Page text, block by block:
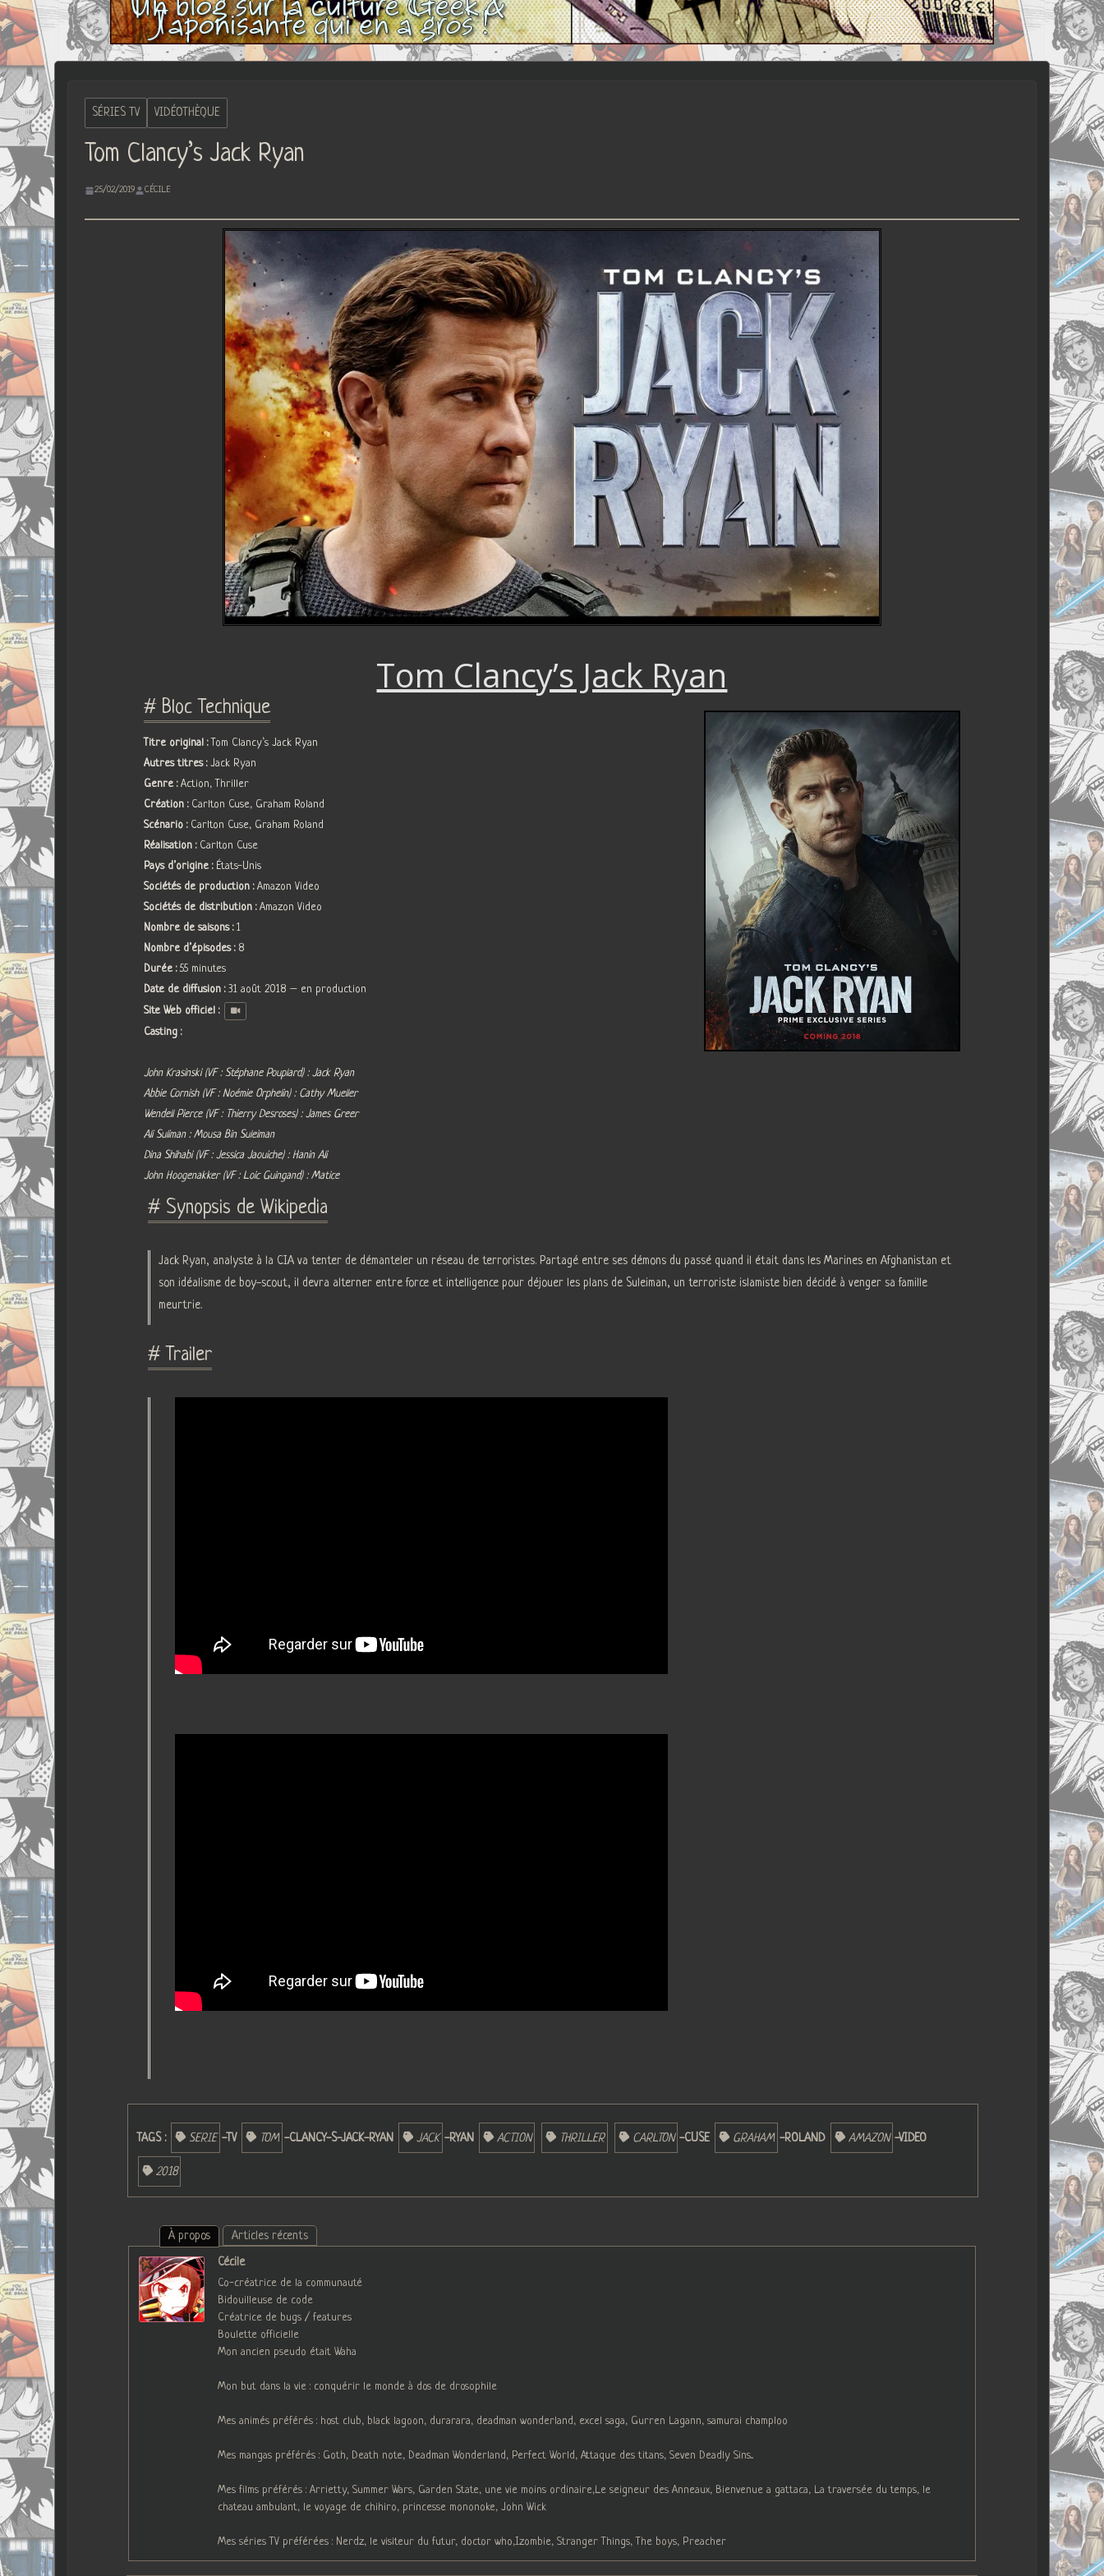
SÉRIES TV VIDÉOTHÈQUE
Tom Clancy’s Jack Ryan
25/02/2019 CÉCILE
Tom Clancy’s Jack Ryan
# Bloc Technique
Titre original : Tom Clancy’s Jack Ryan
Autres titres :Jack Ryan
Genre :Action, Thriller
Création : Carlton Cuse, Graham Roland
Scénario : Carlton Cuse, Graham Roland
Réalisation : Carlton Cuse
Pays d’origine : États-Unis
Sociétés de production :Amazon Video
Sociétés de distribution :Amazon Video
Nombre de saisons :1
Nombre d’épisodes : 8
Durée :55 minutes
Date de diffusion :31 août 2018 – en production
Site Web officiel :
Casting :
John Krasinski (VF : Stéphane Pouplard) : Jack Ryan
Abbie Cornish (VF : Noémie Orphelin) : Cathy Mueller
Wendell Pierce (VF : Thierry Desroses) : James Greer
Ali Suliman : Mousa Bin Suleiman
Dina Shihabi (VF : Jessica Jaouiche) : Hanin Ali
John Hoogenakker (VF : Loic Guingand) : Matice
# Synopsis de Wikipedia
Jack Ryan, analyste à la CIA va tenter de démanteler un réseau de terroristes. Partagé entre ses démons du passé quand il était dans les Marines en Afghanistan et
son idéalisme de boy-scout, il devra alterner entre force et intelligence pour déjouer les plans de Suleiman, un terroriste islamiste bien décidé à venger sa famille
meurtrie.
# Trailer
TAGS : SERIE -TV TOM -CLANCY-S-JACK-RYAN JACK -RYAN ACTION THRILLER CARLTON -CUSE GRAHAM -ROLAND AMAZON -VIDEO
2018
À propos
Articles récents
Cécile
Co-créatrice de la communauté
Bidouilleuse de code
Créatrice de bugs / features
Boulette officielle
Mon ancien pseudo était Waha
Mon but dans la vie : conquérir le monde à dos de drosophile
Mes animés préférés : host club, black lagoon, durarara, deadman wonderland, excel saga, Gurren Lagann, samurai champloo
Mes mangas préférés : Goth, Death note, Deadman Wonderland, Perfect World, Attaque des titans, Seven Deadly Sins...
Mes films préférés : Arrietty, Summer Wars, Garden State, une vie moins ordinaire,Le seigneur des Anneaux, Bienvenue a gattaca, La traversée du temps, le
chateau ambulant, le voyage de chihiro, princesse mononoke, John Wick
Mes séries TV préférées : Nerdz, le visiteur du futur, doctor who,Izombie, Stranger Things, The boys, Preacher